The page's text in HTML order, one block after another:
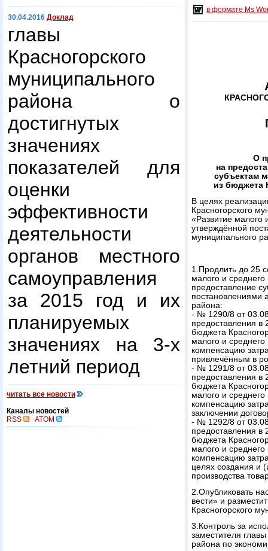
30.04.2016 Доклад
главы
Красногорского
муниципального
района о
достигнутых
значениях
показателей для
оценки
эффективности
деятельности
органов местного
самоуправления
за 2015 год и их
планируемых
значениях на 3-х
летний период
читать все новости
Каналы новостей
RSS
ATOM
в формате Ms
О
на
субъектам
из бюджета
В целях
Красногорского
«Развитие малого
утверждённой
муниципального
1.Продлить до 25
малого и
предоставление
постановлениями
района:
- № 1290/8 от
предоставления в
бюджета
малого и
компенсацию
привлечённым в
- № 1291/8 от
предоставления в
бюджета
малого и
компенсацию
заключении
- № 1292/8 от
предоставления в
бюджета
малого и
компенсацию
целях создания и
производства
2.Опубликовать
вести» и
Красногорского
3.Контроль за
заместителя
района по